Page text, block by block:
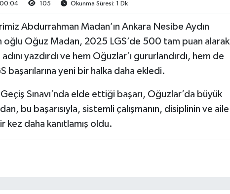
00:04 105 Okunma Süresi: 1 Dk
Abdurrahman Madan’ın Ankara Nesibe Aydın
Oğuz Madan, 2025 LGS’de 500 tam puan alarak
yazdırdı ve hem Oğuzlar’ı gururlandırdı, hem de
başarılarına yeni bir halka daha ekledi.
Sınavı’nda elde ettiği başarı, Oğuzlar’da büyük
bu başarısıyla, sistemli çalışmanın, disiplinin ve aile
daha kanıtlamış oldu.